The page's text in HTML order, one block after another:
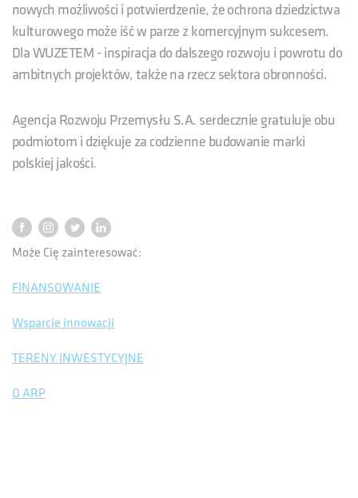
nowych możliwości i potwierdzenie, że ochrona dziedzictwa
kulturowego może iść w parze z komercyjnym sukcesem.
Dla WUZETEM - inspiracja do dalszego rozwoju i powrotu do
ambitnych projektów, także na rzecz sektora obronności.
Agencja Rozwoju Przemysłu S.A. serdecznie gratuluje obu
podmiotom i dziękuje za codzienne budowanie marki
polskiej jakości.
Może Cię zainteresować:
FINANSOWANIE
Wsparcie innowacji
TERENY INWESTYCYJNE
O ARP